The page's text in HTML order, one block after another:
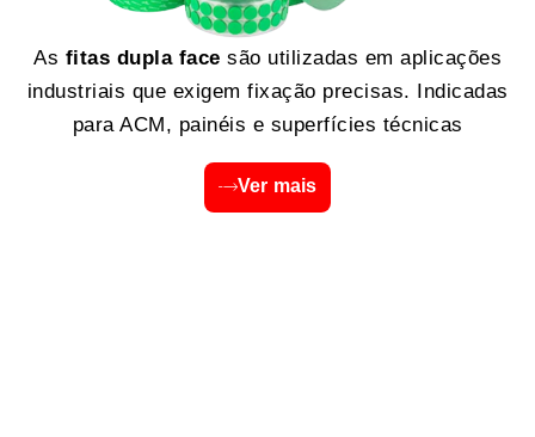
As fitas dupla face são utilizadas em aplicações
industriais que exigem fixação precisas. Indicadas
para ACM, painéis e superfícies técnicas
Ver mais